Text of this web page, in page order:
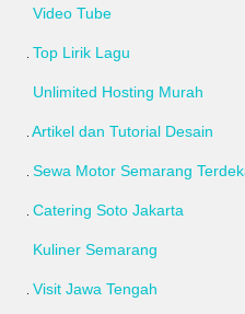
Video Tube
Top Lirik Lagu
Unlimited Hosting Murah
Artikel dan Tutorial Desain
Sewa Motor Semarang
Catering Soto Jakarta
Kuliner Semarang
Visit Jawa Tengah